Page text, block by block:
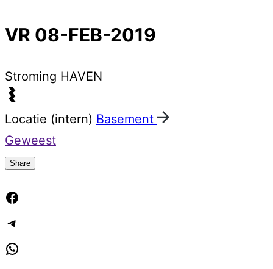
VR 08-FEB-2019
Stroming HAVEN
Locatie (intern) Basement
Geweest
Share